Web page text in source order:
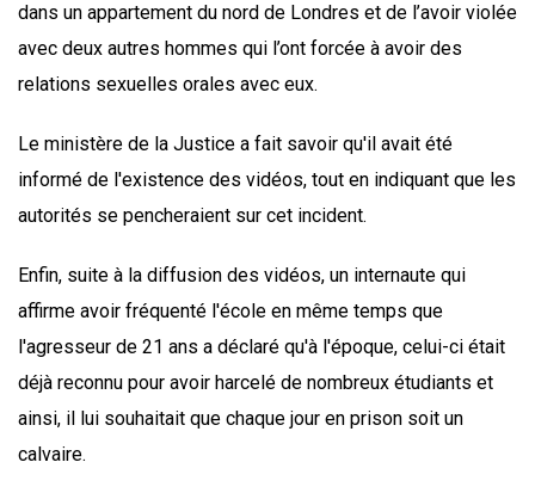
dans un appartement du nord de Londres et de l’avoir violée
avec deux autres hommes qui l’ont forcée à avoir des
relations sexuelles orales avec eux.
Le ministère de la Justice a fait savoir qu'il avait été
informé de l'existence des vidéos, tout en indiquant que les
autorités se pencheraient sur cet incident.
Enfin, suite à la diffusion des vidéos, un internaute qui
affirme avoir fréquenté l'école en même temps que
l'agresseur de 21 ans a déclaré qu'à l'époque, celui-ci était
déjà reconnu pour avoir harcelé de nombreux étudiants et
ainsi, il lui souhaitait que chaque jour en prison soit un
calvaire.